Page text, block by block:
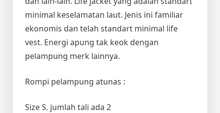
minimal keselamatan laut. Jenis ini familiar
ekonomis dan telah standart minimal life
vest. Energi apung tak keok dengan
pelampung merk lainnya.
Rompi pelampung atunas :
Size S. jumlah tali ada 2